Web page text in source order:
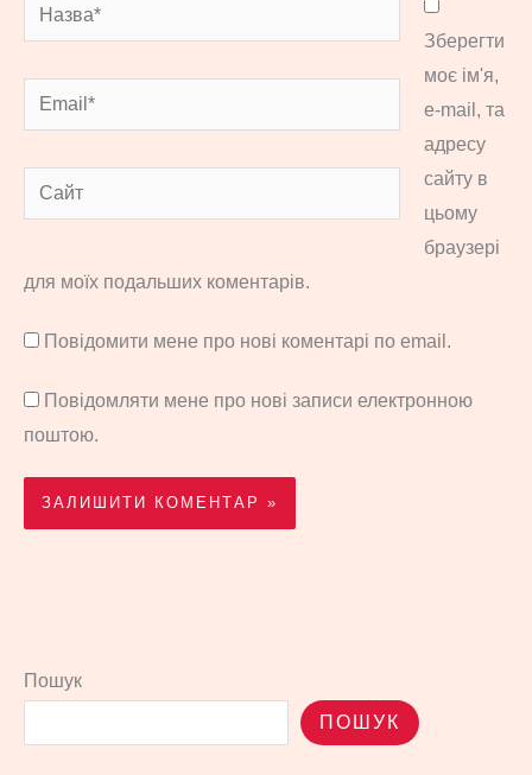
Назва*
Email*
Сайт
Зберегти
моє ім'я,
e-mail, та
адресу
сайту в
цьому
браузері
для моїх подальших коментарів.
Повідомити мене про нові коментарі по email.
Повідомляти мене про нові записи електронною
поштою.
Пошук
ПОШУК